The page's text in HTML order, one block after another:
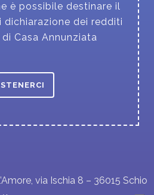
è possibile destinare il
dichiarazione dei redditi
Casa Annunziata
via Ischia 8 – 36015 Schio